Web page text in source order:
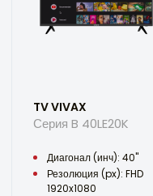
TV VIVAX
Серия B 40LE20K
Диагонал (инч): 40"
Резолюция (px): FHD
1920x1080